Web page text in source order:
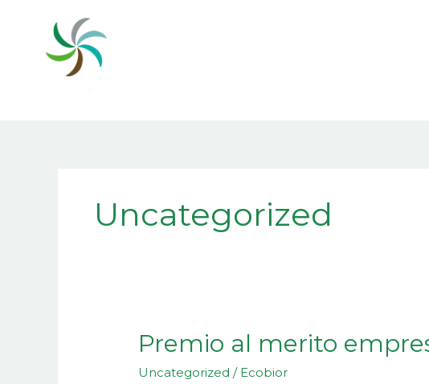
contenido
Uncategorized
Premio al merito
Uncategorized / Ecobior
Premio
al
merito